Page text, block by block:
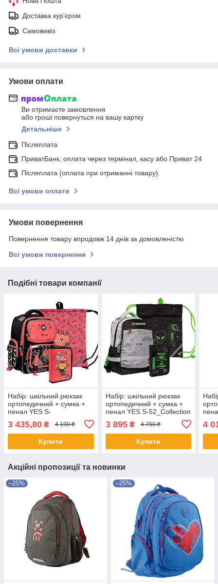
Доставка кур'єром
Самовивіз
Всі умови доставки
Умови оплати
Ви отримаєте замовлення
або гроші повернуться на вашу картку
Детальніше
Післяплата
ПриватБанк, оплата через термінал, касу або Приват 24
Післяплата (оплата при отриманні товару).
Всі умови оплати
Умови повернення
Повернення товару впродовж 14 днів за домовленістю
Всі умови повернення
Подібні товари компанії
Набір: шкільний рюкзак
ортопедичний + сумка +
пенал YES S-
Friends 559787
3 435,80 ₴ 4 190 ₴
Купити
Набір: шкільний рюкзак
ортопедичний + сумка +
пенал YES S-52_Collection
3 895₴ 4 750 ₴
Купити
4
Акційні пропозиції та новинки
–25% –25%